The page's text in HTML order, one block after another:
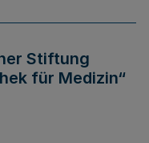
Stiftung
für Medizin“